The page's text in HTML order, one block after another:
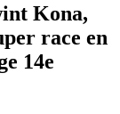
Kona,
race en
14e